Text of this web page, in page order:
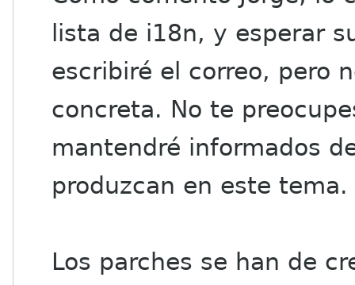
lista de i18n, y esperar
escribiré el correo, pero
concreta. No te
mantendré informados
produzcan en este tema.
Los parches se han de